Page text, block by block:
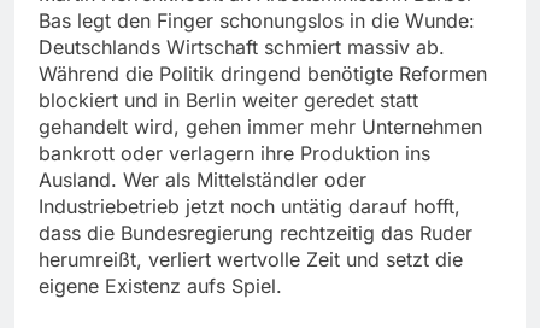
Bas legt den Finger schonungslos in die Wunde:
Deutschlands Wirtschaft schmiert massiv ab.
Während die Politik dringend benötigte Reformen
blockiert und in Berlin weiter geredet statt
gehandelt wird, gehen immer mehr Unternehmen
bankrott oder verlagern ihre Produktion ins
Ausland. Wer als Mittelständler oder
Industriebetrieb jetzt noch untätig darauf hofft,
dass die Bundesregierung rechtzeitig das Ruder
herumreißt, verliert wertvolle Zeit und setzt die
eigene Existenz aufs Spiel.